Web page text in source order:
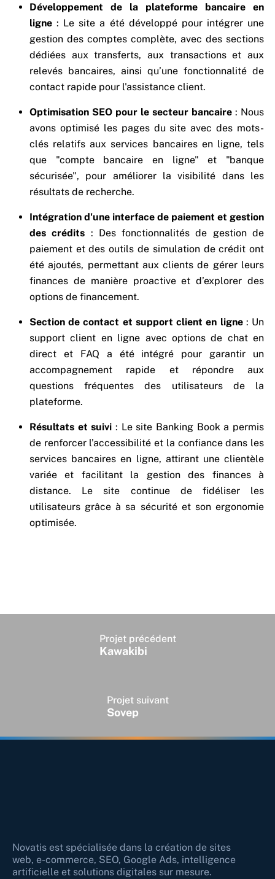
Développement de la plateforme bancaire en
ligne: Le site a été développé pour intégrer une
gestion des comptes complète, avec des sections
dédiées aux transferts, aux transactions et aux
relevés bancaires, ainsi qu’une fonctionnalité de
contact rapide pour l'assistance client.
Optimisation SEO pour le secteur bancaire : Nous
avons optimisé les pages du site avec des mots-
clés relatifs aux services bancaires en ligne, tels
que "compte bancaire en ligne" et "banque
sécurisée", pour améliorer la visibilité dans les
résultats de recherche.
Intégration d'une interface de paiement et gestion
des crédits : Des fonctionnalités de gestion de
paiement et des outils de simulation de crédit ont
été ajoutés, permettant aux clients de gérer leurs
finances de manière proactive et d’explorer des
options de financement.
Section de contact et support client en ligne: Un
support client en ligne avec options de chat en
direct et FAQ a été intégré pour garantir un
accompagnement rapide et répondre aux
questions fréquentes des utilisateurs de la
plateforme.
Résultats et suivi : Le site Banking Book a permis
de renforcer l’accessibilité et la confiance dans les
services bancaires en ligne, attirant une clientèle
variée et facilitant la gestion des finances à
distance. Le site continue de fidéliser les
utilisateurs grâce à sa sécurité et son ergonomie
optimisée.
Projet précédent
Kawakibi
Projet suivant
Sovep
Novatis est spécialisée dans la création de sites
web, e-commerce, SEO, Google Ads, intelligence
artificielle et solutions digitales sur mesure.